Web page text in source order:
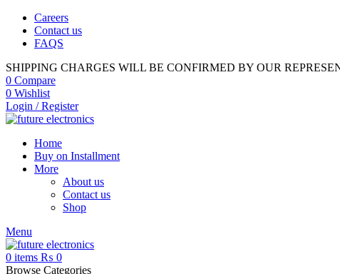
Careers
Contact us
FAQS
SHIPPING CHARGES WILL BE CONFIRMED BY OUR
0 Compare
0 Wishlist
Login / Register
Home
Buy on Installment
More
About us
Contact us
Shop
Menu
0 items ₨ 0
Browse Categories